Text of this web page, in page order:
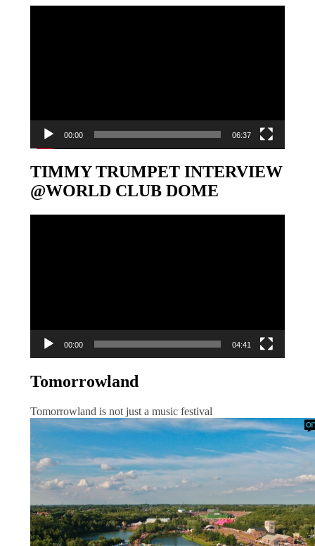
00:00 06:37
TIMMY TRUMPET INTERVIEW
@WORLD CLUB DOME
00:00 04:41
Tomorrowland
Tomorrowland is not just a music festival